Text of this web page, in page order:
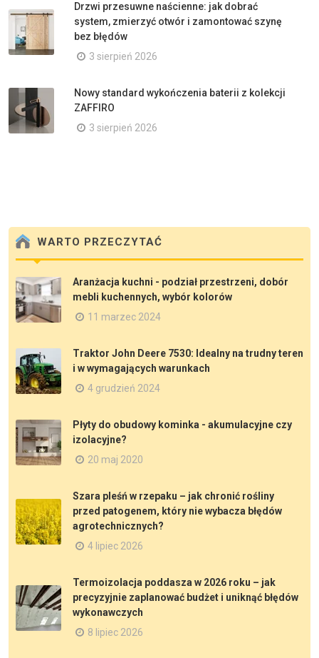
Drzwi przesuwne naścienne: jak dobrać
system, zmierzyć otwór i zamontować szynę
bez błędów
3 sierpień 2026
Nowy standard wykończenia baterii z kolekcji
ZAFFIRO
3 sierpień 2026
WARTO PRZECZYTAĆ
Aranżacja kuchni - podział przestrzeni, dobór
mebli kuchennych, wybór kolorów
11 marzec 2024
Traktor John Deere 7530: Idealny na trudny teren
i w wymagających warunkach
4 grudzień 2024
Płyty do obudowy kominka - akumulacyjne czy
izolacyjne?
20 maj 2020
Szara pleśń w rzepaku – jak chronić rośliny
przed patogenem, który nie wybacza błędów
agrotechnicznych?
4 lipiec 2026
Termoizolacja poddasza w 2026 roku – jak
precyzyjnie zaplanować budżet i uniknąć błędów
wykonawczych
8 lipiec 2026